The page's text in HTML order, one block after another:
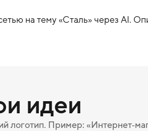
на тему «Сталь» через AI.
идеи
логотип. Пример: